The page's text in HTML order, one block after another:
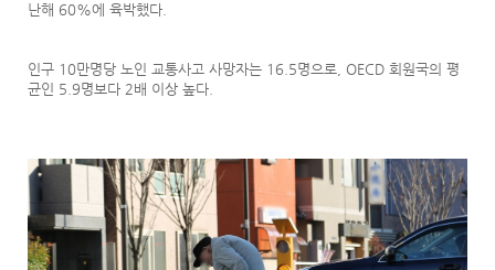
난해 60%에 육박했다.
인구 10만명당 노인 교통사고 사망자는 16.5명으로, OECD 회원국의 평
균인 5.9명보다 2배 이상 높다.